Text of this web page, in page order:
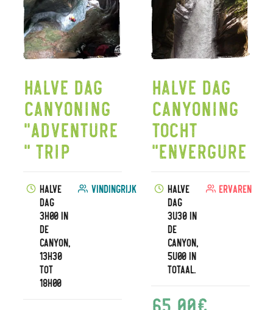
Halve dag
canyoning
"Adventure
" trip
Halve
dag
3h00 in
de
canyon,
13h30
tot
18h00
vindingrijk
Halve dag
canyoning
tocht
"Envergure
Halve
dag
3u30 in
de
canyon,
5u00 in
totaal.
Ervaren
65,00€